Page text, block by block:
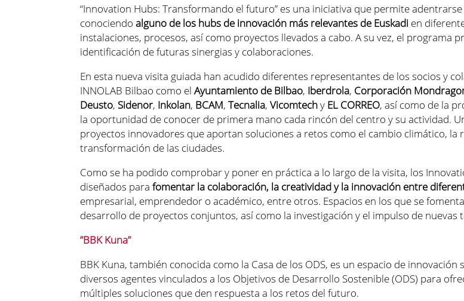
“Innovation Hubs: Transformando el futuro” es una iniciativa que permiteadentrarse
conociendoalguno de los hubs de innovación más relevantes de Euskadi en
instalaciones, procesos, así como proyectos llevados a cabo. A su vez, el programa
identificación de futuras sinergias y colaboraciones.
En esta nueva visita guiada han acudido diferentes representantes de los socios y
INNOLAB Bilbao como elAyuntamiento de Bilbao, Iberdrola, Corporación
Deusto, Sidenor, Inkolan, BCAM,Tecnalia,Vicomtechy EL CORREO, así como de la
la oportunidad de conocer de primera mano cada rincón del centro y su actividad.
proyectos innovadores que aportan soluciones a retos como el cambio climático, la
transformación de las ciudades.
Como se ha podido comprobar y poner en práctica a lo largo de la visita, los
diseñados parafomentar la colaboración, la creatividad y la innovación entre
empresarial, emprendedor o académico, entre otros. Espacios en los que se
desarrollo de proyectos conjuntos, así como la investigación y el impulso de nuevas
”BBK Kuna”
BBK Kuna,también conocida como la Casa de los ODS, es un espacio de
diversos agentes vinculados a los Objetivos de Desarrollo Sostenible (ODS) para
múltiples soluciones que den respuesta a los retos del futuro.